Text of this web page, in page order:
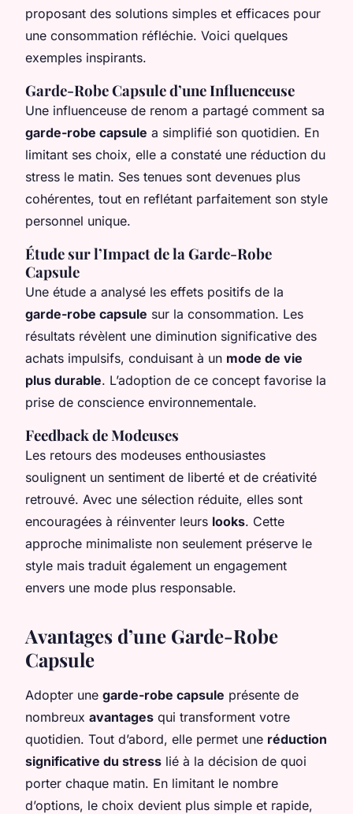
proposant des solutions simples et efficaces pour
une consommation réfléchie. Voici quelques
exemples inspirants.
Garde-Robe Capsule d’une Influenceuse
Une influenceuse de renom a partagé comment sa
garde-robe capsule a simplifié son quotidien. En
limitant ses choix, elle a constaté une réduction du
stress le matin. Ses tenues sont devenues plus
cohérentes, tout en reflétant parfaitement son style
personnel unique.
Étude sur l’Impact de la Garde-Robe
Capsule
Une étude a analysé les effets positifs de la
garde-robe capsule sur la consommation. Les
résultats révèlent une diminution significative des
achats impulsifs, conduisant à un mode de vie
plus durable. L’adoption de ce concept favorise la
prise de conscience environnementale.
Feedback de Modeuses
Les retours des modeuses enthousiastes
soulignent un sentiment de liberté et de créativité
retrouvé. Avec une sélection réduite, elles sont
encouragées à réinventer leurs looks. Cette
approche minimaliste non seulement préserve le
style mais traduit également un engagement
envers une mode plus responsable.
Avantages d’une Garde-Robe
Capsule
Adopter une garde-robe capsule présente de
nombreux avantages qui transforment votre
quotidien. Tout d’abord, elle permet une réduction
significative du stress lié à la décision de quoi
porter chaque matin. En limitant le nombre
d’options, le choix devient plus simple et rapide,